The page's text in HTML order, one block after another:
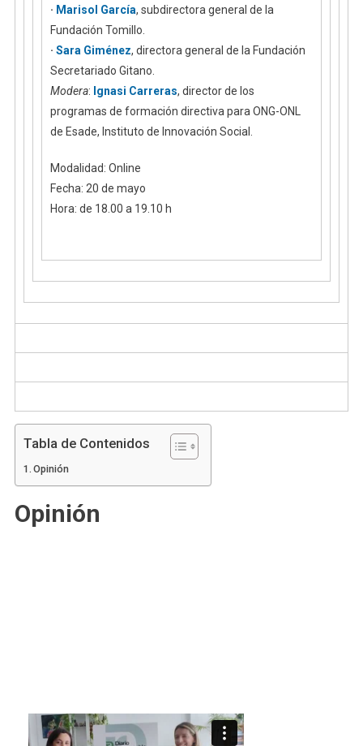
· Marisol García, subdirectora general de la
Fundación Tomillo.
· Sara Giménez, directora general de la Fundación
Secretariado Gitano.
Modera: Ignasi Carreras, director de los
programas de formación directiva para ONG-ONL
de Esade, Instituto de Innovación Social.
Modalidad: Online
Fecha: 20 de mayo
Hora: de 18.00 a 19.10 h
Tabla de Contenidos
Opinión
Opinión